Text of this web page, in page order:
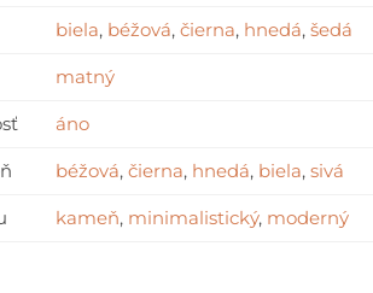
biela, béžová, čierna, hnedá, šedá
matný
áno
béžová, čierna, hnedá, biela, sivá
kameň, minimalistický, moderný